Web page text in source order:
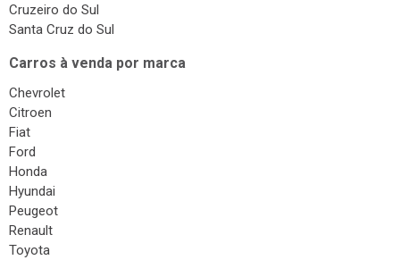
Cruzeiro do Sul
Santa Cruz do Sul
Carros à venda por marca
Chevrolet
Citroen
Fiat
Ford
Honda
Hyundai
Peugeot
Renault
Toyota